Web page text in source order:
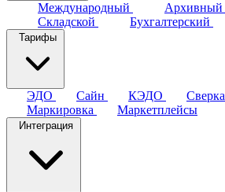
Международный Архивный
Складской
Бухгалтерский
Тарифы
ЭДО Сайн КЭДО Сверка
Маркировка
Маркетплейсы
Интеграция